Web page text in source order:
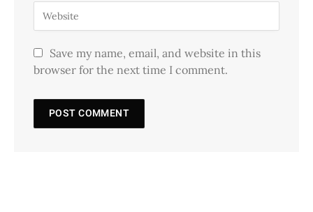
Save my name, email, and website in this
browser for the next time I comment.